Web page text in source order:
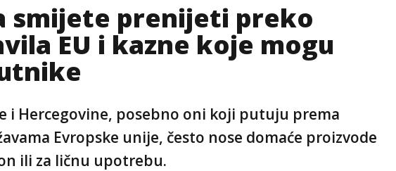
smijete prenijeti preko
EU i kazne koje mogu
i Hercegovine, posebno oni koji putuju prema
Evropske unije, često nose domaće proizvode
ili za ličnu upotrebu.